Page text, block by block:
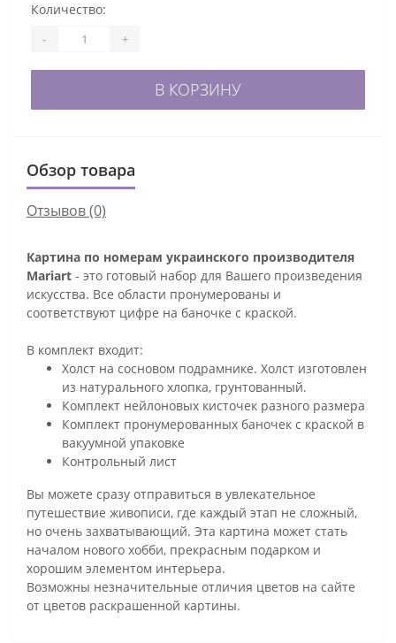
Количество:
- +
В КОРЗИНУ
Обзор товара
Отзывов (0)
Картина по номерам украинского производителя
Mariart - это готовый набор для Вашего произведения
искусства. Все области пронумерованы и
соответствуют цифре на баночке с краской.
В комплект входит:
Холст на сосновом подрамнике. Холст изготовлен
из натурального хлопка, грунтованный.
Комплект нейлоновых кисточек разного размера
Комплект пронумерованных баночек с краской в
вакуумной упаковке
Контрольный лист
Вы можете сразу отправиться в увлекательное
путешествие живописи, где каждый этап не сложный,
но очень захватывающий. Эта картина может стать
началом нового хобби, прекрасным подарком и
хорошим элементом интерьера.
Возможны незначительные отличия цветов на сайте
от цветов раскрашенной картины.